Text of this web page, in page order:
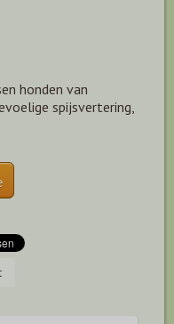
honden van
spijsvertering,